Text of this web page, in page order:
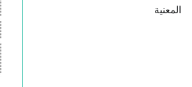
المعنية